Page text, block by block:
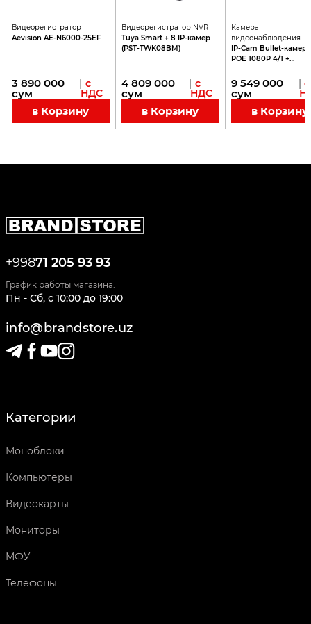
Видеорегистратор
Aevision AE-N6000-25EF
3 890 000
сум
| с
НДС
в Корзину
Видеорегистратор NVR
Tuya Smart + 8 IP-камер
(PST-TWK08BM)
4 809 000
сум
| с
НДС
в Корзину
Камера
видеонаблюдения
IP-Cam Bullet-
POE 1080P 4/1 +
POE
9 549 000
сум
| с
в Корзину
+99871 205 93 93
График работы магазина:
Пн - Сб, c 10:00 до 19:00
info@brandstore.uz
Категории
Моноблоки
Компьютеры
Видеокарты
Мониторы
МФУ
Телефоны